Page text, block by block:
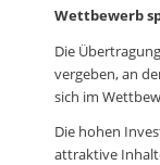
Wettbewerb
Die
vergeben, an
sich im
Die hohen
attraktive